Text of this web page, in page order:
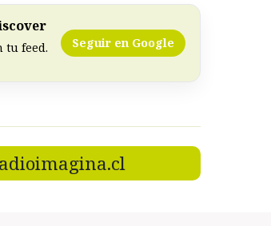
tu feed. Seguir en Google